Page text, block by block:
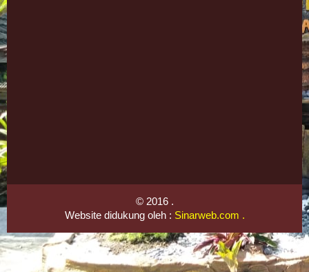
© 2016 .
Website didukung oleh : Sinarweb.com .